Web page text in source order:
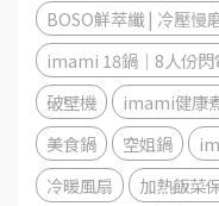
BOSO鮮萃纖 | 冷壓慢
imami 18鍋│8人份閃
破壁機
imami健康
美食鍋
空姐鍋
冷暖風扇
加熱飯菜